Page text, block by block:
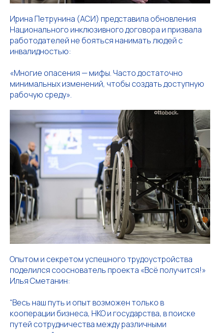
Ирина Петрунина (АСИ) представила обновления
Национального инклюзивного договора и призвала
работодателей не бояться нанимать людей с
инвалидностью:
«Многие опасения — мифы. Часто достаточно
минимальных изменений, чтобы создать доступную
рабочую среду».
Опытом и секретом успешного трудоустройства
поделился сооснователь проекта «Всё получится!»
Илья Сметанин:
“Весь наш путь и опыт возможен только в
кооперации бизнеса, НКО и государства, в поиске
путей сотрудничества между различными